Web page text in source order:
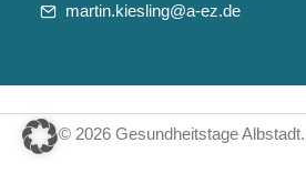
martin.kiesling@a-ez.de
© 2026 Gesundheitstage Albstadt.